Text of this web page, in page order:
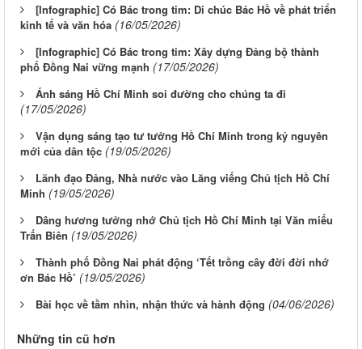
[Infographic] Có Bác trong tim: Di chúc Bác Hồ về phát triển
kinh tế và văn hóa (16/05/2026)
[Infographic] Có Bác trong tim: Xây dựng Đảng bộ thành
phố Đồng Nai vững mạnh (17/05/2026)
Ánh sáng Hồ Chí Minh soi đường cho chúng ta đi
(17/05/2026)
Vận dụng sáng tạo tư tưởng Hồ Chí Minh trong kỷ nguyên
mới của dân tộc (19/05/2026)
Lãnh đạo Đảng, Nhà nước vào Lăng viếng Chủ tịch Hồ Chí
Minh (19/05/2026)
Dâng hương tưởng nhớ Chủ tịch Hồ Chí Minh tại Văn miếu
Trấn Biên (19/05/2026)
Thành phố Đồng Nai phát động ‘Tết trồng cây đời đời nhớ
ơn Bác Hồ’ (19/05/2026)
Bài học về tầm nhìn, nhận thức và hành động (04/06/2026)
Những tin cũ hơn